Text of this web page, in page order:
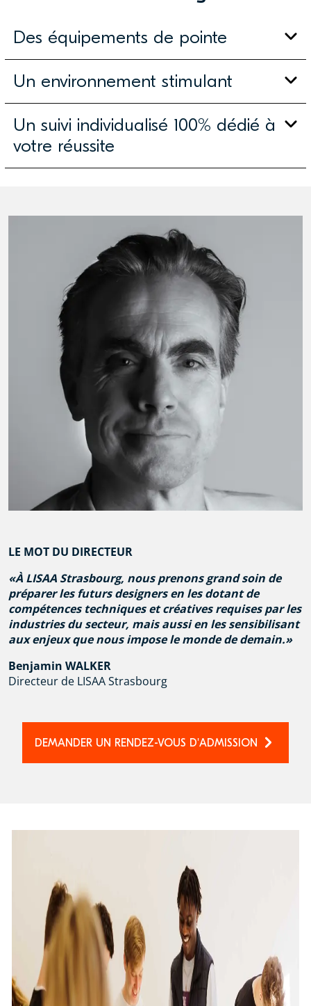
Des équipements de pointe
Un environnement stimulant
Un suivi individualisé 100% dédié à
votre réussite
LE MOT DU DIRECTEUR
À LISAA Strasbourg, nous prenons grand soin de
préparer les futurs designers en les dotant de
compétences techniques et créatives requises par les
industries du secteur, mais aussi en les sensibilisant
aux enjeux que nous impose le monde de demain.
Benjamin WALKER
Directeur de LISAA Strasbourg
DEMANDER UN RENDEZ-VOUS D'ADMISSION